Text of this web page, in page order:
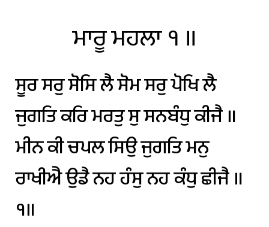
ਮਾਰੂਮਹਲਾ੧ ॥
ਸੂਰਸਰੁਸੋਸਿਲੈਸੋਮਸਰੁਪੋਖਿਲੈ
ਜੁਗਤਿਕਰਿਮਰਤੁਸੁਸਨਬੰਧੁਕੀਜੈ॥
ਮੀਨਕੀਚਪਲਸਿਉਜੁਗਤਿਮਨੁ
ਰਾਖੀਐਉਡੈਨਹਹੰਸੁਨਹਕੰਧੁਛੀਜੈ॥
੧॥